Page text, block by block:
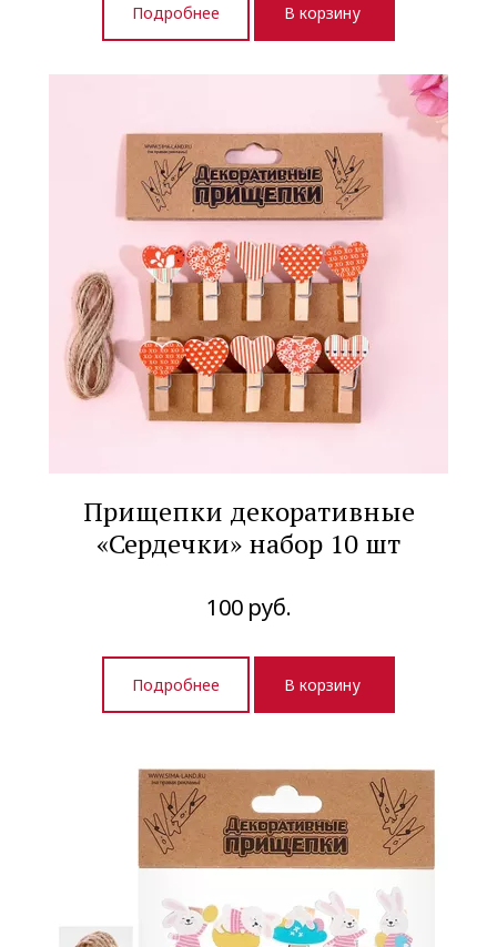
Подробнее В корзину
Прищепки декоративные
«Сердечки» набор 10 шт
100 руб.
Подробнее В корзину